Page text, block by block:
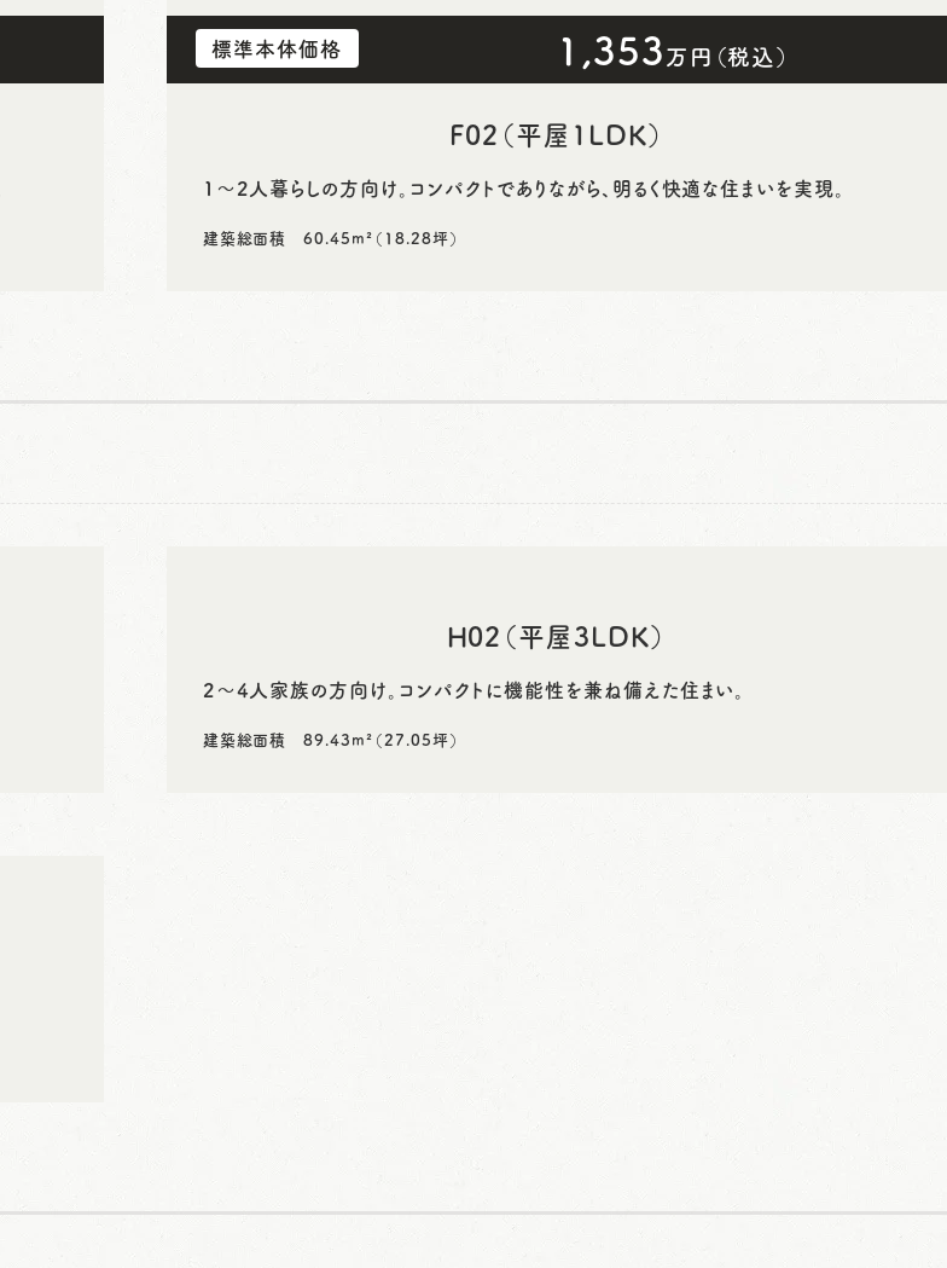
標準本体価格 1,353万円（税込）
F02（平屋1LDK）
1～2人暮らしの方向け。コンパクトでありながら、明るく快適な住まいを実現。
建築総面積 60.45m²（18.28坪）
H02（平屋3LDK）
2～4人家族の方向け。コンパクトに機能性を兼ね備えた住まい。
建築総面積 89.43m²（27.05坪）